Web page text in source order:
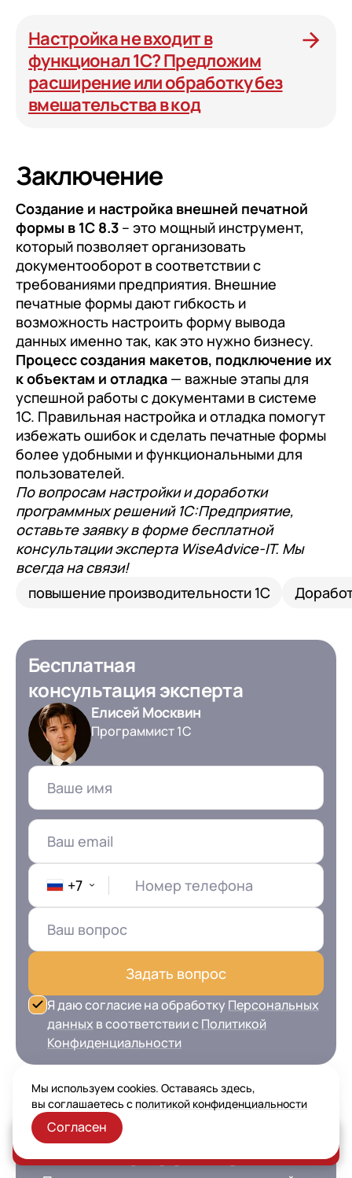
Настройка не входит в
функционал 1С? Предложим
расширение или обработку без
вмешательства в код
Заключение
Создание и настройка внешней печатной
формы в 1С 8.3 – это мощный инструмент,
который позволяет организовать
документооборот в соответствии с
требованиями предприятия. Внешние
печатные формы дают гибкость и
возможность настроить форму вывода
данных именно так, как это нужно бизнесу.
Процесс создания макетов, подключение их
к объектам и отладка — важные этапы для
успешной работы с документами в системе
1С. Правильная настройка и отладка помогут
избежать ошибок и сделать печатные формы
более удобными и функциональными для
пользователей.
По вопросам настройки и доработки
программных решений 1С:Предприятие,
оставьте заявку в форме бесплатной
консультации эксперта WiseAdvice-IT. Мы
всегда на связи!
повышение производительности 1С
Бесплатная
консультация эксперта
Елисей Москвин
Программист 1С
+7 Номер телефона
Задать вопрос
Я даю согласие на обработку Персональных
данных в соответствии сПолитикой
Конфиденциальности
Не пропустите свежие
новости 1С
Заказать консультацию
Мы используем cookies. Оставаясь здесь,
вы соглашаетесь с политикой конфиденциальности
Согласен